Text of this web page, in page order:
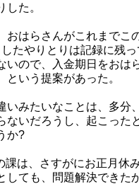
した。
おはらさんがこれまでこ
たやりとりは記録に残
いので、入金期日をおは
という提案があった。
いみたいなことは、多分
ないだろうし、起こった
か?
課は、さすがにお正月休
しても、問題解決できた